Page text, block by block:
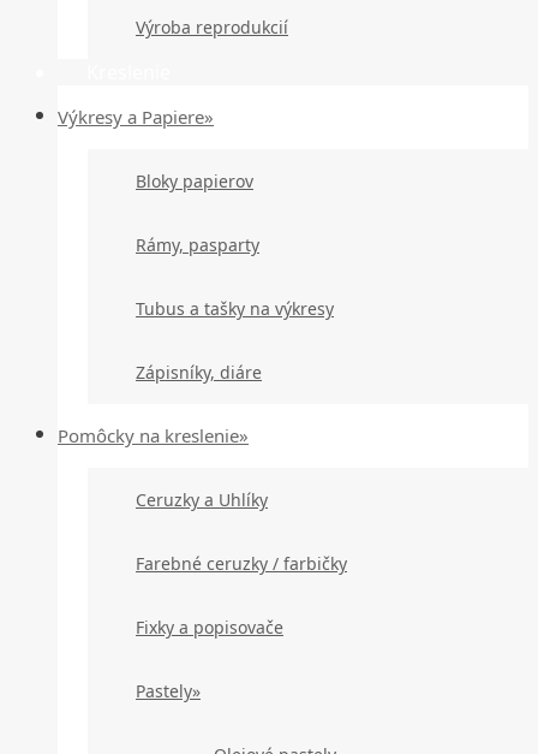
Výroba reprodukcií
Výkresy a Papiere»
Bloky papierov
Rámy, pasparty
Tubus a tašky na výkresy
Zápisníky, diáre
Pomôcky na kreslenie»
Ceruzky a Uhlíky
Farebné ceruzky / farbičky
Fixky a popisovače
Pastely»